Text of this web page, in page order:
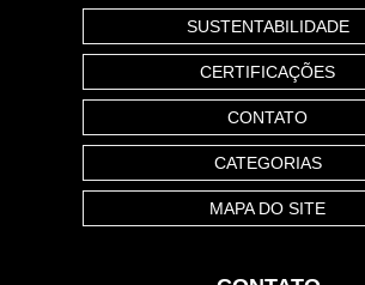
SUSTENTABILIDADE
CERTIFICAÇÕES
CONTATO
CATEGORIAS
MAPA DO SITE